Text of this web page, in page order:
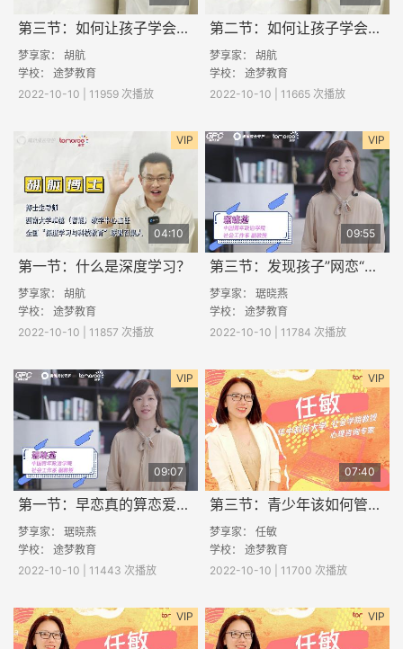
第三节：如何让孩子学会归纳和迁移？
梦享家： 胡航
学校： 途梦教育
2022-10-10 | 11959 次播放
第二节：如何让孩子学会觉知和调和？
梦享家： 胡航
学校： 途梦教育
2022-10-10 | 11665 次播放
VIP
04:10
第一节：什么是深度学习？
梦享家： 胡航
学校： 途梦教育
2022-10-10 | 11857 次播放
VIP
09:55
第三节：发现孩子”网恋“，家长应该怎么做？
梦享家： 琚晓燕
学校： 途梦教育
2022-10-10 | 11784 次播放
VIP
09:07
第一节：早恋真的算恋爱吗？
梦享家： 琚晓燕
学校： 途梦教育
2022-10-10 | 11443 次播放
VIP
07:40
第三节：青少年该如何管理自己的网络社交呢？
梦享家： 任敏
学校： 途梦教育
2022-10-10 | 11700 次播放
VIP VIP